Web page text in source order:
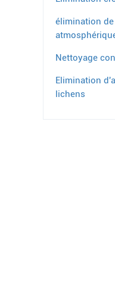
élimination
Nettoyage
Elimination
lichens